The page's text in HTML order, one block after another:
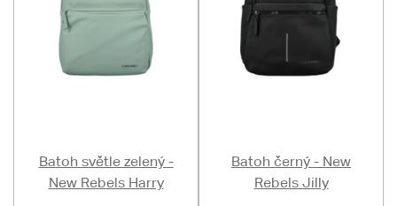
Batoh světle zelený -
New Rebels Harry
Batoh černý - New
Rebels Jilly